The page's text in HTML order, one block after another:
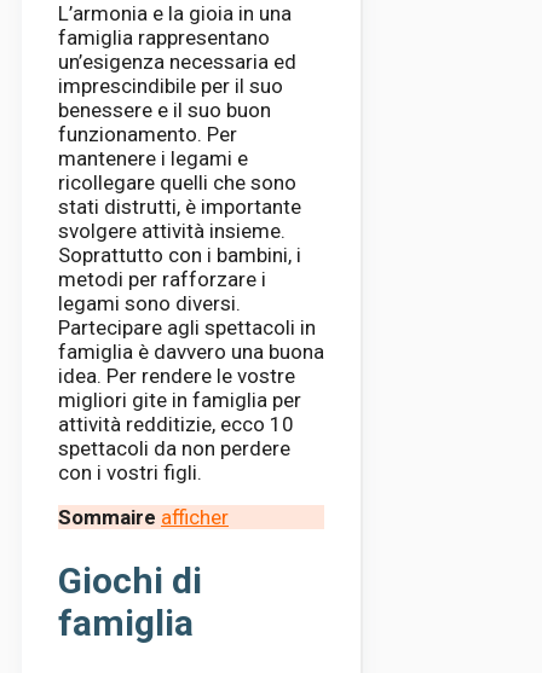
L’armonia e la gioia in una
famiglia rappresentano
un’esigenza necessaria ed
imprescindibile per il suo
benessere e il suo buon
funzionamento. Per
mantenere i legami e
ricollegare quelli che sono
stati distrutti, è importante
svolgere attività insieme.
Soprattutto con i bambini, i
metodi per rafforzare i
legami sono diversi.
Partecipare agli spettacoli in
famiglia è davvero una buona
idea. Per rendere le vostre
migliori gite in famiglia per
attività redditizie, ecco 10
spettacoli da non perdere
con i vostri figli.
Sommaire afficher
Giochi di
famiglia